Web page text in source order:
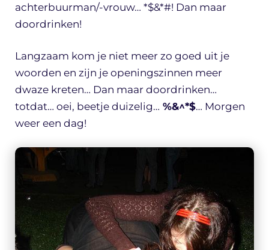
achterbuurman/-vrouw… *$&*#! Dan maar
doordrinken!
Langzaam kom je niet meer zo goed uit je
woorden en zijn je openingszinnen meer
dwaze kreten… Dan maar doordrinken…
totdat… oei, beetje duizelig… %&^*$… Morgen
weer een dag!